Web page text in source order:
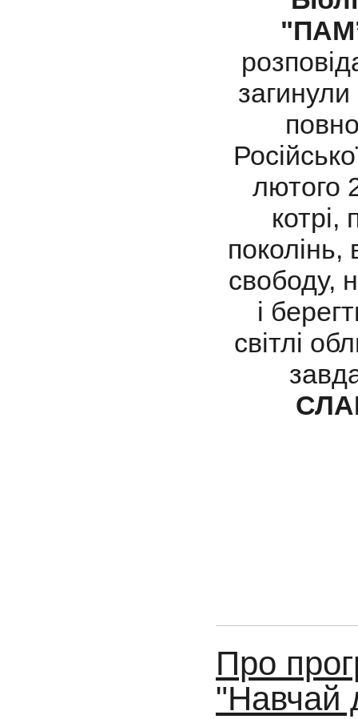
загинули
лютого
поколінь,
свободу,
і
світлі
Про
"Навчай